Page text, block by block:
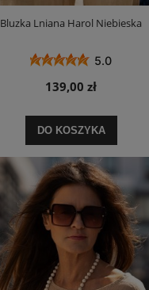
Bluzka Lniana Harol Niebieska
5.0
139,00 zł
DO KOSZYKA